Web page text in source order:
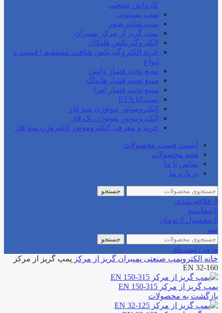
کارواش صنعتی
پمپ پیستونی
پمپ سانتریفیوژ
پمپ گریز از مرکز پمپیران
الکتروگیربکس هلیکال
خرید الکتروگیربکس شافت مستقیم | قیمت و
انواع
منبع تحت فشار واتس
منبع تحت فشار هاماک
منبع تحت فشار امرا
پمپ اتا ETA
الکتروموتور موتوژن سه فاز
الکتروموتور موتوژن تک فاز
خرید و معرفی الکتروموتور الکتروژن سه فاز
لیست قیمت محصولات
همه محصولات
تماس با ما
درباره ما
جستجو
0 علاقه مندی
0 مقایسه
0 محصول 0 تومان
منو
جستجو
ورود / ثبت نام
خانه الکتروپمپ صنعتی پمپیران گریز از مرکز پمپ گریز از مرکز
EN 32-160
پمپ گریز از مرکز EN 150-315
بازگشت به محصولات